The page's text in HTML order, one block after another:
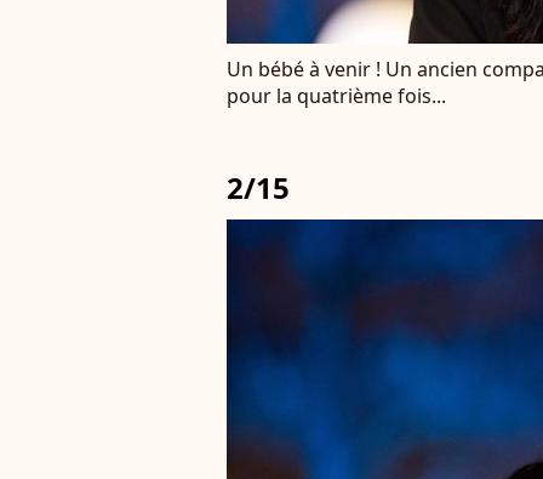
Un bébé à venir ! Un ancien
pour la quatrième fois...
2/15